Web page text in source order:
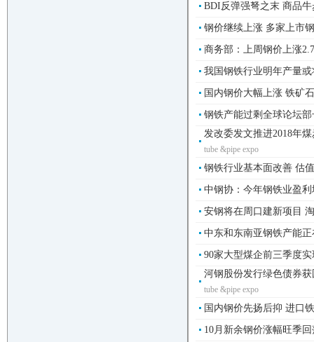
BDI反弹强弩之末 商品
钢价继续上涨 多家上市
商务部：上周钢价上涨
我国钢铁行业明年产量
国内钢价大幅上涨 铁矿
钢铁产能过剩全球论坛
发改委发文推进2018年
tube &pipe expo
钢铁行业基本面改善 估
中钢协：今年钢铁业盈
安钢将在周口建新项目
中东和东南亚钢铁产能
90家大型煤企前三季度
河钢股份发行绿色债券
tube &pipe expo
国内钢价先扬后抑 进口
10月新余钢价涨幅旺季